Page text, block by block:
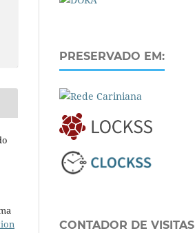
PRESERVADO EM:
CONTADOR DE VISITAS